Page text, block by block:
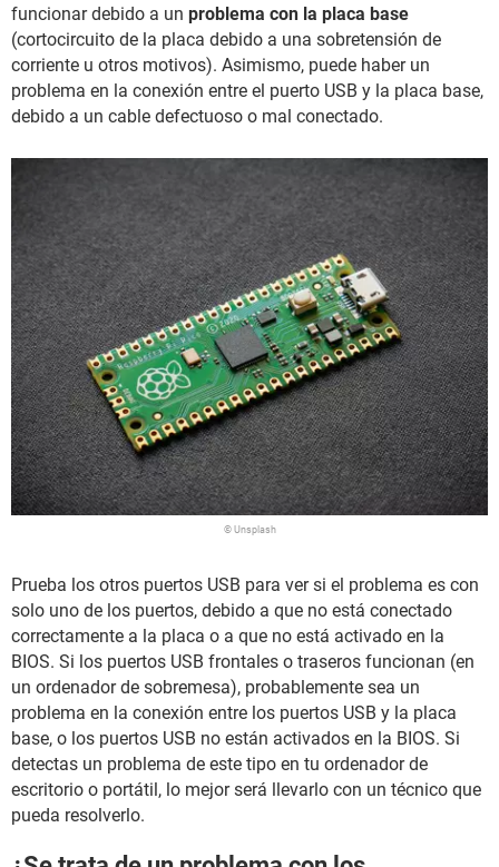
funcionar debido a un problema con la placa base
(cortocircuito de la placa debido a una sobretensión de
corriente u otros motivos). Asimismo, puede haber un
problema en la conexión entre el puerto USB y la placa base,
debido a un cable defectuoso o mal conectado.
© Unsplash
Prueba los otros puertos USB para ver si el problema es con
solo uno de los puertos, debido a que no está conectado
correctamente a la placa o a que no está activado en la
BIOS. Si los puertos USB frontales o traseros funcionan (en
un ordenador de sobremesa), probablemente sea un
problema en la conexión entre los puertos USB y la placa
base, o los puertos USB no están activados en la BIOS. Si
detectas un problema de este tipo en tu ordenador de
escritorio o portátil, lo mejor será llevarlo con un técnico que
pueda resolverlo.